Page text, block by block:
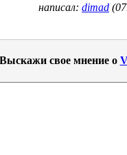
написал: dimad
Выскажи свое мнение о